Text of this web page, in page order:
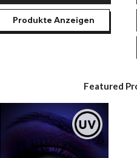
Produkte Anzeigen
Featured